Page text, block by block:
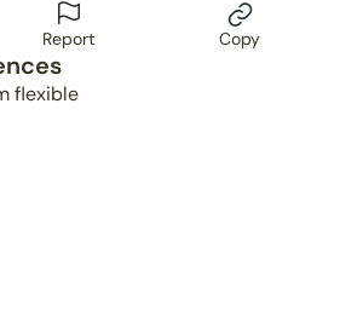
Report Copy
flexible